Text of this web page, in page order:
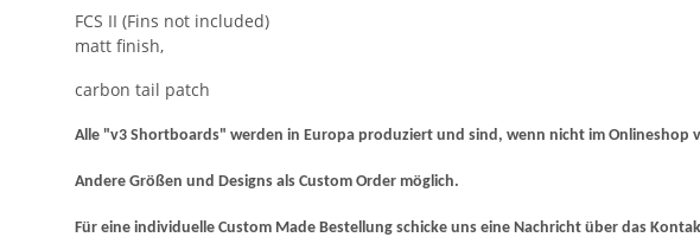
FCS II (Fins not included)
matt finish,
carbon tail patch
Alle "v3 Shortboards" werden in Europa produziert und sind, wenn nicht im Onlineshop
Andere Größen und Designs als Custom Order möglich.
Für eine individuelle Custom Made Bestellung schicke uns eine Nachricht über das